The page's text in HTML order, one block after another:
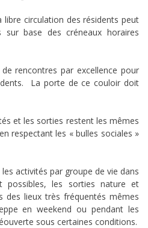
circulation des résidents peut
sur base des créneaux horaires
rencontres par excellence pour
La porte de ce couloir doit
et les sorties restent les mêmes
respectant les « bulles sociales »
activités par groupe de vie dans
possibles, les sorties nature et
des lieux très fréquentés mêmes
en weekend ou pendant les
sous certaines conditions.